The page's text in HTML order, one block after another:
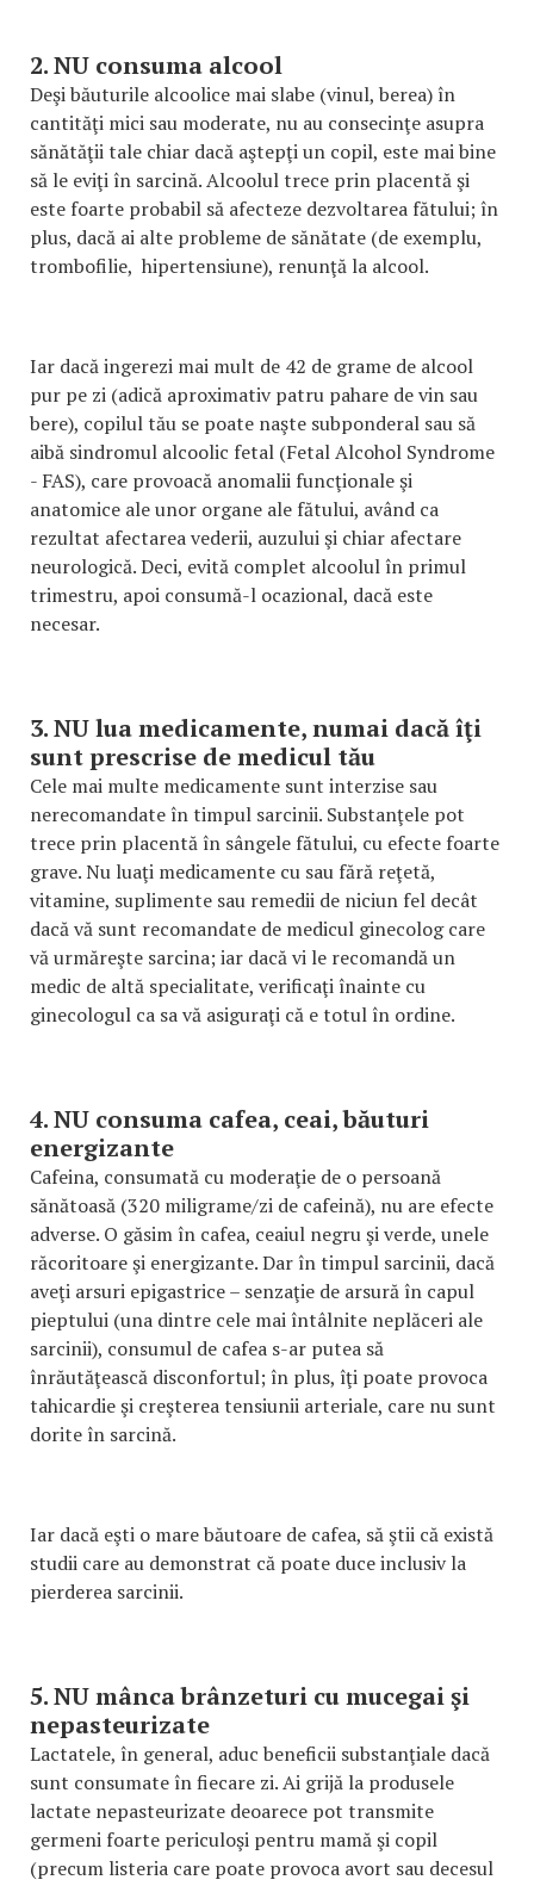
2. NU consuma alcool
Deşi băuturile alcoolice mai slabe (vinul, berea) în
cantităţi mici sau moderate, nu au consecinţe asupra
sănătăţii tale chiar dacă aştepţi un copil, este mai bine
să le eviţi în sarcină. Alcoolul trece prin placentă şi
este foarte probabil să afecteze dezvoltarea fătului; în
plus, dacă ai alte probleme de sănătate (de exemplu,
trombofilie, hipertensiune), renunţă la alcool.
Iar dacă ingerezi mai mult de 42 de grame de alcool
pur pe zi (adică aproximativ patru pahare de vin sau
bere), copilul tău se poate naşte subponderal sau să
aibă sindromul alcoolic fetal (Fetal Alcohol Syndrome
- FAS), care provoacă anomalii funcţionale şi
anatomice ale unor organe ale fătului, având ca
rezultat afectarea vederii, auzului şi chiar afectare
neurologică. Deci, evită complet alcoolul în primul
trimestru, apoi consumă-l ocazional, dacă este
necesar.
3. NU lua medicamente, numai dacă îţi
sunt prescrise de medicul tău
Cele mai multe medicamente sunt interzise sau
nerecomandate în timpul sarcinii. Substanţele pot
trece prin placentă în sângele fătului, cu efecte foarte
grave. Nu luaţi medicamente cu sau fără reţetă,
vitamine, suplimente sau remedii de niciun fel decât
dacă vă sunt recomandate de medicul ginecolog care
vă urmăreşte sarcina; iar dacă vi le recomandă un
medic de altă specialitate, verificaţi înainte cu
ginecologul ca sa vă asiguraţi că e totul în ordine.
4. NU consuma cafea, ceai, băuturi
energizante
Cafeina, consumată cu moderaţie de o persoană
sănătoasă (320 miligrame/zi de cafeină), nu are efecte
adverse. O găsim în cafea, ceaiul negru şi verde, unele
răcoritoare şi energizante. Dar în timpul sarcinii, dacă
aveţi arsuri epigastrice – senzaţie de arsură în capul
pieptului (una dintre cele mai întâlnite neplăceri ale
sarcinii), consumul de cafea s-ar putea să
înrăutăţească disconfortul; în plus, îţi poate provoca
tahicardie şi creşterea tensiunii arteriale, care nu sunt
dorite în sarcină.
Iar dacă eşti o mare băutoare de cafea, să ştii că există
studii care au demonstrat că poate duce inclusiv la
pierderea sarcinii.
5. NU mânca brânzeturi cu mucegai şi
nepasteurizate
Lactatele, în general, aduc beneficii substanţiale dacă
sunt consumate în fiecare zi. Ai grijă la produsele
lactate nepasteurizate deoarece pot transmite
germeni foarte periculoşi pentru mamă şi copil
(precum listeria care poate provoca avort sau decesul